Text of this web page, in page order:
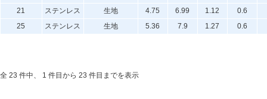
21
ステンレス 生地 4.75 6.99 1.12
0.6
25
ステンレス 生地 5.36 7.9 1.27 0.6
全 23 件中、 1 件目から 23 件目までを表示